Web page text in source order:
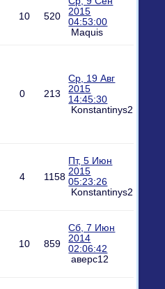
10 520
2015
04:53:00
Maquis
0 213
Ср, 19 Авг
2015
14:45:30
Konstantinys2
4 1158
Пт, 5 Июн
2015
05:23:26
Konstantinys2
10 859
Сб, 7 Июн
2014
02:06:42
аверс12